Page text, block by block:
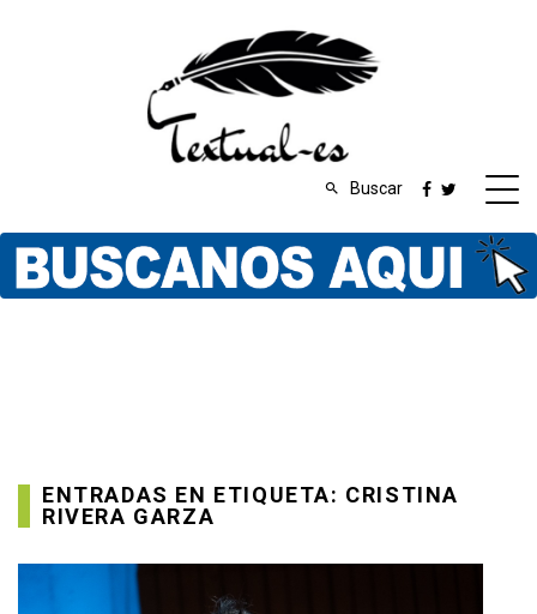
Buscar
ENTRADAS EN ETIQUETA: CRISTINA
RIVERA GARZA